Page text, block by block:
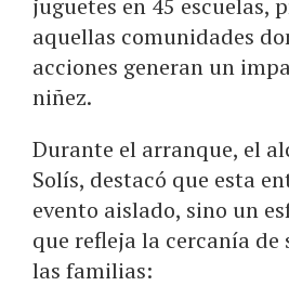
aquellas comunidades
acciones generan un
niñez.
Durante el arranque, el
Solís, destacó que esta
evento aislado, sino un
que refleja la cercanía de
las familias: